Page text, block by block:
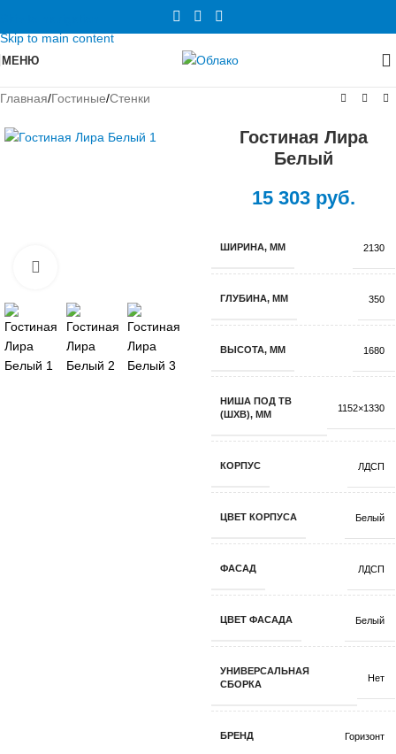
Skip to main content
МЕНЮ
Главная/Гостиные/Стенки
Гостиная Лира
Белый
15 303руб.
ШИРИНА, ММ 2130
ГЛУБИНА, ММ 350
ВЫСОТА, ММ 1680
НИША ПОД ТВ
(ШХВ), ММ
1152×1330
КОРПУС ЛДСП
ЦВЕТ КОРПУСА Белый
ФАСАД ЛДСП
ЦВЕТ ФАСАДА Белый
УНИВЕРСАЛЬНАЯ
СБОРКА
Нет
БРЕНД Горизонт